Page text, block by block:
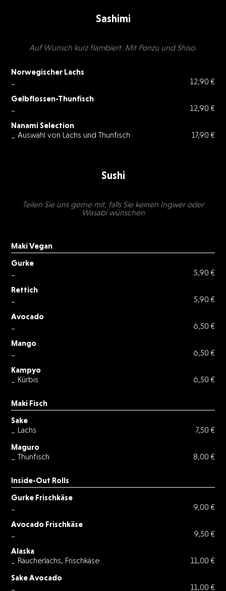
Sashimi
Auf Wunsch kurz flambiert. Mit Ponzu und Shiso.
Norwegischer Lachs
12,90 €
Gelbflossen-Thunfisch
12,90 €
Nanami Selection
_ Auswahl von Lachs und Thunfisch
17,90 €
Sushi
Teilen Sie uns gerne mit, falls Sie keinen Ingwer oder
Wasabi wünschen
Maki Vegan
Gurke
5,90 €
Rettich
5,90 €
Avocado
6,50 €
Mango
6,50 €
Kampyo
_ Kürbis
6,50 €
Maki Fisch
Sake
_ Lachs
7,50 €
Maguro
_ Thunfisch
8,00 €
Inside-Out Rolls
Gurke Frischkäse
9,00 €
Avocado Frischkäse
9,50 €
Alaska
_ Räucherlachs, Frischkäse
11,00 €
Sake Avocado
11,00 €